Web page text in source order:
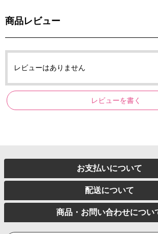
商品レビュー
レビューはありません
レビューを書く
お支払いについて
配送について
商品・お問い合わせについ